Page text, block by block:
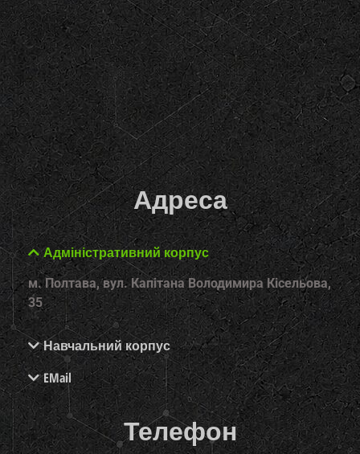
Адреса
Адміністративний корпус
м. Полтава, вул. Капітана Володимира Кісельова,
35
Навчальний корпус
EMail
Телефон